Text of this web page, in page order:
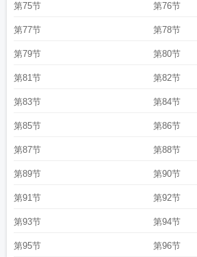
第75节 第76节
第77节 第78节
第79节 第80节
第81节 第82节
第83节 第84节
第85节 第86节
第87节 第88节
第89节 第90节
第91节 第92节
第93节 第94节
第95节 第96节